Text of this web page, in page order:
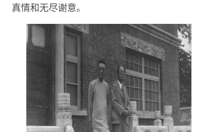
真情和无尽谢意。